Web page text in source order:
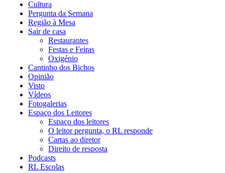
Cultura
Pergunta da Semana
Região à Mesa
Sair de casa
Restaurantes
Festas e Feiras
Oxigénio
Cantinho dos Bichos
Opinião
Visto
Vídeos
Fotogalerias
Espaço dos Leitores
Espaço dos leitores
O leitor pergunta, o RL responde
Cartas ao diretor
Direito de resposta
Podcasts
RL Escolas